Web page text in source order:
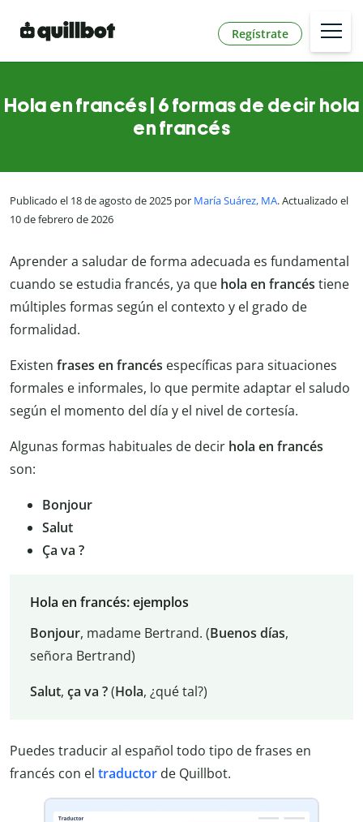
Regístrate
Hola en francés | 6 formas de decir hola
en francés
Publicado el 18 de agosto de 2025 por María Suárez, MA. Actualizado el
10 de febrero de 2026
Aprender a saludar de forma adecuada es fundamental
cuando se estudia francés, ya que hola en francés tiene
múltiples formas según el contexto y el grado de
formalidad.
Existen frases en francés específicas para situaciones
formales e informales, lo que permite adaptar el saludo
según el momento del día y el nivel de cortesía.
Algunas formas habituales de decir hola en francés
son:
Bonjour
Salut
Ça va ?
Hola en francés: ejemplos
Bonjour, madame Bertrand. (Buenos días,
señora Bertrand)
Salut, ça va ?(Hola, ¿qué tal?)
Puedes traducir al español todo tipo de frases en
francés con el traductor de Quillbot.